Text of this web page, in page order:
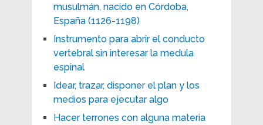
musulmán, nacido en Córdoba,
España (1126-1198)
Instrumento para abrir el conducto
vertebral sin interesar la medula
espinal
Idear, trazar, disponer el plan y los
medios para ejecutar algo
Hacer terrones con alguna materia